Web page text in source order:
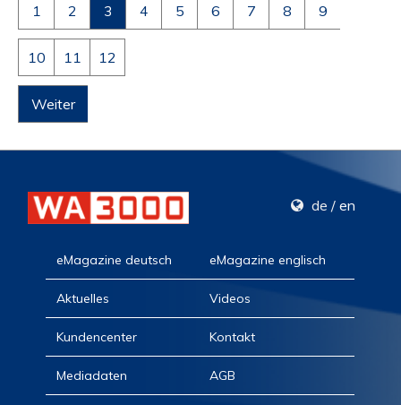
1 2 3 4 5 6 7 8 9
10 11 12
Weiter
de / en
eMagazine deutsch eMagazine englisch
Aktuelles Videos
Kundencenter Kontakt
Mediadaten AGB